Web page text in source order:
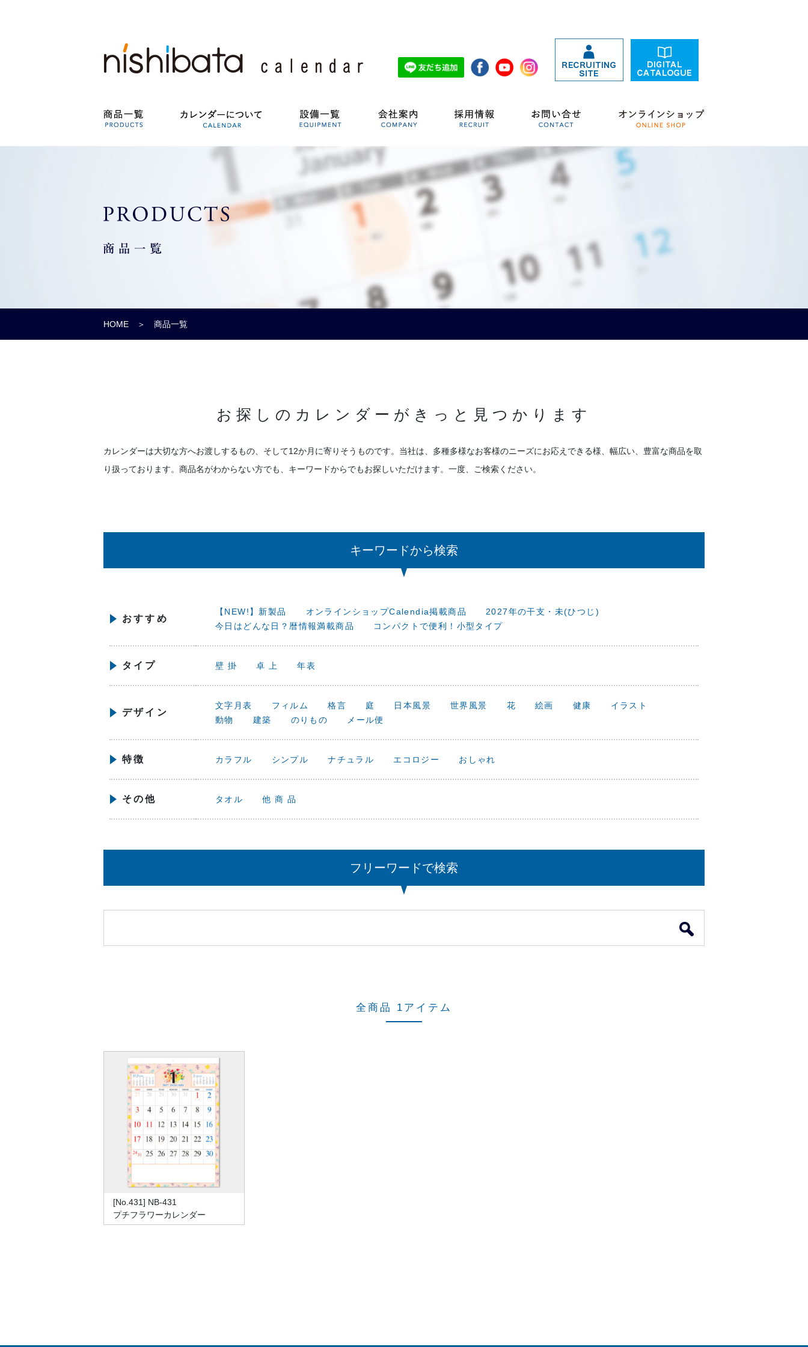
HOME ＞ 商品一覧
お探しのカレンダーがきっと見つかります
カレンダーは大切な方へお渡しするもの、そして12か月に寄りそうものです。当社は、多種多様なお客様のニーズにお応えできる様、幅広い、豊富な商品を取
り扱っております。商品名がわからない方でも、キーワードからでもお探しいただけます。一度、ご検索ください。
キーワードから検索
おすすめ
【NEW!】新製品 オンラインショップCalendia掲載商品
2027年の干支・未(ひつじ)
今日はどんな日？暦情報満載商品
コンパクトで便利！小型タイプ
タイプ 壁 掛 卓 上 年表
デザイン
文字月表 フィルム 格言 庭 日本風景 世界風景 花 絵画 健康
イラスト
動物
建築 のりもの メール便
特徴 カラフル シンプル ナチュラル エコロジー おしゃれ
その他 タオル 他 商 品
フリーワードで検索
全商品 1アイテム
[No.431] NB-431
プチフラワーカレンダー